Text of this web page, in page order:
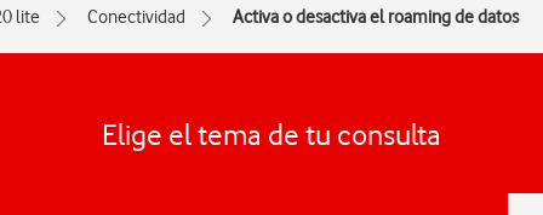
lite Conectividad Activa o desactiva el roaming de datos
Elige el tema de tu consulta